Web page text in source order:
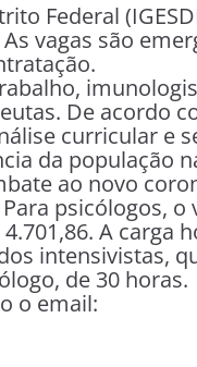
Federal
vagas são
De acordo
curricular e
da população
ao novo
psicólogos, o
A carga
intensivistas,
de 30 horas.
o email: